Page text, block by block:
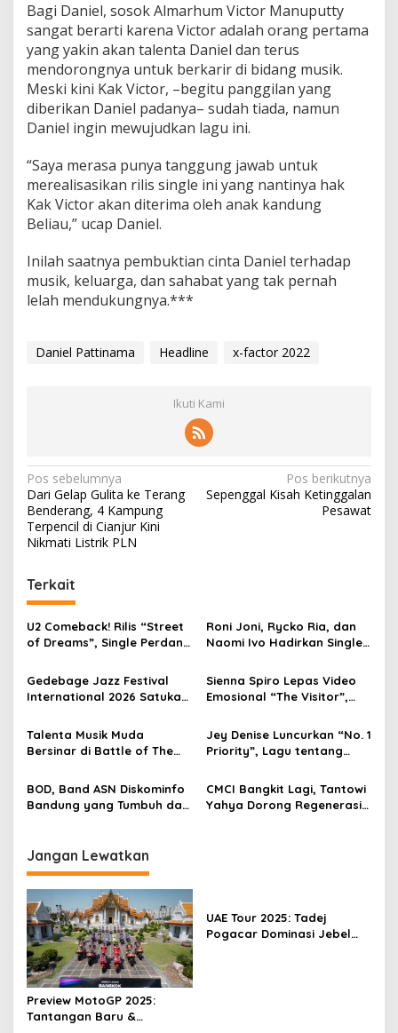
Bagi Daniel, sosok Almarhum Victor Manuputty
sangat berarti karena Victor adalah orang pertama
yang yakin akan talenta Daniel dan terus
mendorongnya untuk berkarir di bidang musik.
Meski kini Kak Victor, –begitu panggilan yang
diberikan Daniel padanya– sudah tiada, namun
Daniel ingin mewujudkan lagu ini.
“Saya merasa punya tanggung jawab untuk
merealisasikan rilis single ini yang nantinya hak
Kak Victor akan diterima oleh anak kandung
Beliau,” ucap Daniel.
Inilah saatnya pembuktian cinta Daniel terhadap
musik, keluarga, dan sahabat yang tak pernah
lelah mendukungnya.***
Daniel Pattinama Headline x-factor 2022
Ikuti Kami
N
a
v
g
a
s
p
o
s
Pos sebelumnya
Dari Gelap Gulita ke Terang
Benderang, 4 Kampung
Terpencil di Cianjur Kini
Nikmati Listrik PLN
Pos berikutnya
Sepenggal Kisah Ketinggalan
Pesawat
Terkait
U2 Comeback! Rilis “Street
of Dreams”, Single Perdana
Vakum 9 Tahun
Roni Joni, Rycko Ria, dan
Naomi Ivo Hadirkan Single
Cinta
Gedebage Jazz Festival
International 2026 Satukan
Sienna Spiro Lepas Video
Emosional “The Visitor”,
Lewat Album Debut
Talenta Musik Muda
Bersinar di Battle of The
Jey Denise Luncurkan “No. 1
Priority”, Lagu tentang
Diri Sendiri
BOD, Band ASN Diskominfo
Bandung yang Tumbuh dari
CMCI Bangkit Lagi, Tantowi
Yahya Dorong Regenerasi
Jangan Lewatkan
Preview MotoGP 2025:
Tantangan Baru &
UAE Tour 2025: Tadej
Pogacar Dominasi Jebel